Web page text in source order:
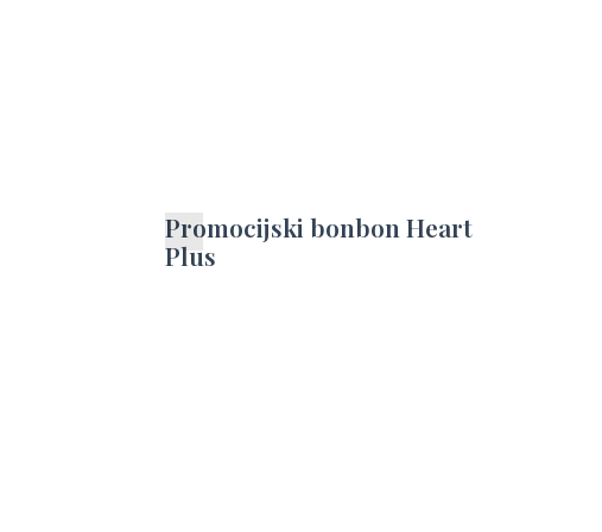
Promocijski bonbon Heart
Plus